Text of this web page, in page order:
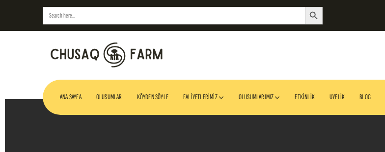
Search
for:
Search Button
ANA SAYFA OLUSUMLAR KÖYDEN SÖYLE FALIYETLERIMIZ OLUSUMLARIMIZ ETKINLIK UYELIK BLOG